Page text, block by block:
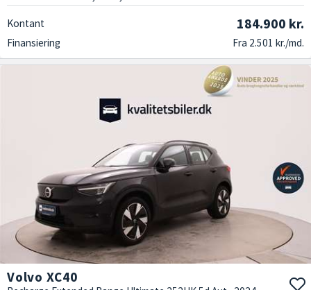
Kontant 184.900 kr.
Finansiering Fra 2.501 kr./md.
Volvo XC40